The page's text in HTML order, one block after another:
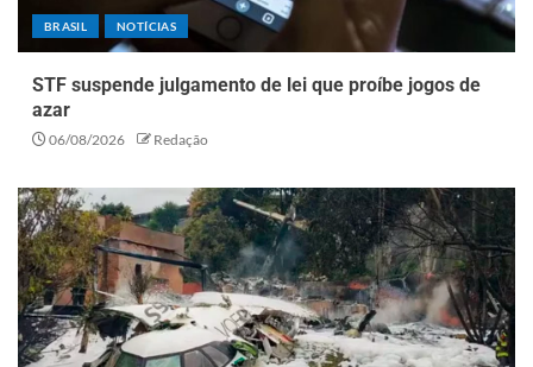
BRASIL NOTÍCIAS
STF suspende julgamento de lei que proíbe jogos de
azar
06/08/2026 Redação